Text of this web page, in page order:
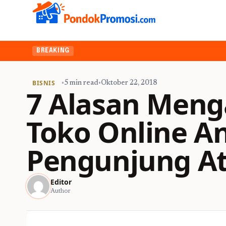
BREAKING
BISNIS •5 min read•Oktober 22, 2018
7 Alasan
Toko Online
Pengunjung
Editor
Author